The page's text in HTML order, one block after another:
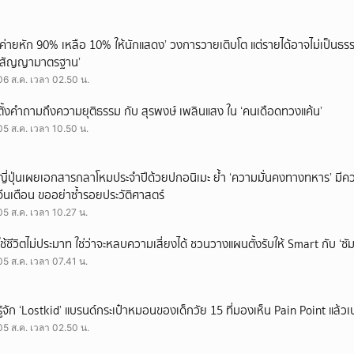
ายหัก 90% เหลือ 10% ให้นักแสดง’ วงการวายเติบโต แต่รายได้อาจไม่เป็นธ
สัญญามาตรฐาน’
ส.ค. เวลา 02.50 น.
งคำถามถึงความยุติธรรม กับ สุรพงษ์ เพลินแสง ใน ‘คนเดือดทวงแค้น’
ส.ค. เวลา 10.50 น.
ปุ่นเผยเอกสารกลาโหมประจำปีด้วยปกอนิเมะ ย้ำ ‘ความมั่นคงทางทหาร’
นเตือน ขออย่าซ้ำรอยประวัติศาสตร์
ส.ค. เวลา 10.27 น.
ช้ชีวิตไม่ประมาท ใช่ว่าจะหลบความเสี่ยงได้ ชวนวางแผนตั้งรับให้ Smart กับ ‘ซั
ส.ค. เวลา 07.41 น.
จัก ‘Lostkid’ แบรนด์กระเป๋าหมอนของเด็กวัย 15 ที่มองเห็น Pain Point แล้ว
ส.ค. เวลา 02.50 น.